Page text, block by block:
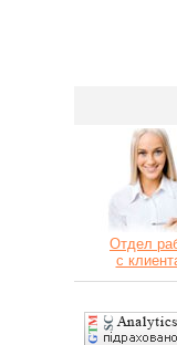
Отдел
с